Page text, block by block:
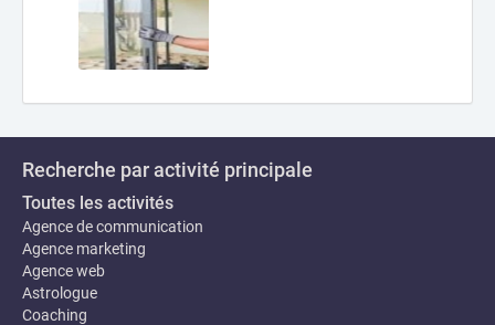
Recherche par activité principale
Toutes les activités
Agence de communication
Agence marketing
Agence web
Astrologue
Coaching